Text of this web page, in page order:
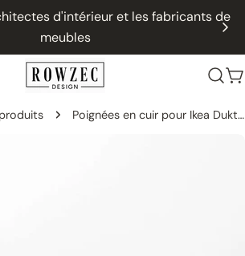
d'intérieur et les fabricants de
meubles
Poignées en cuir pour Ikea Duktig, cuisine pour enfants - arrondies